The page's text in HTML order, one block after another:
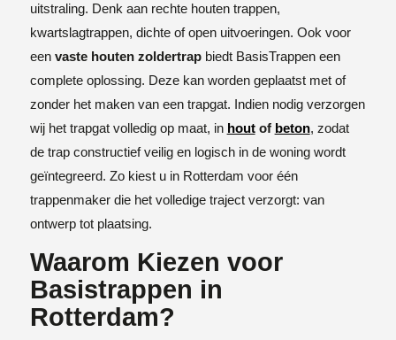
uitstraling. Denk aan rechte houten trappen,
kwartslagtrappen, dichte of open uitvoeringen. Ook voor
een vaste houten zoldertrapbiedt BasisTrappen een
complete oplossing. Deze kan worden geplaatst met of
zonder het maken van een trapgat. Indien nodig verzorgen
wij het trapgat volledig op maat, in houtof beton, zodat
de trap constructief veilig en logisch in de woning wordt
geïntegreerd. Zo kiest u in Rotterdam voor één
trappenmaker die het volledige traject verzorgt: van
ontwerp tot plaatsing.
Waarom Kiezen voor
Basistrappen in
Rotterdam?